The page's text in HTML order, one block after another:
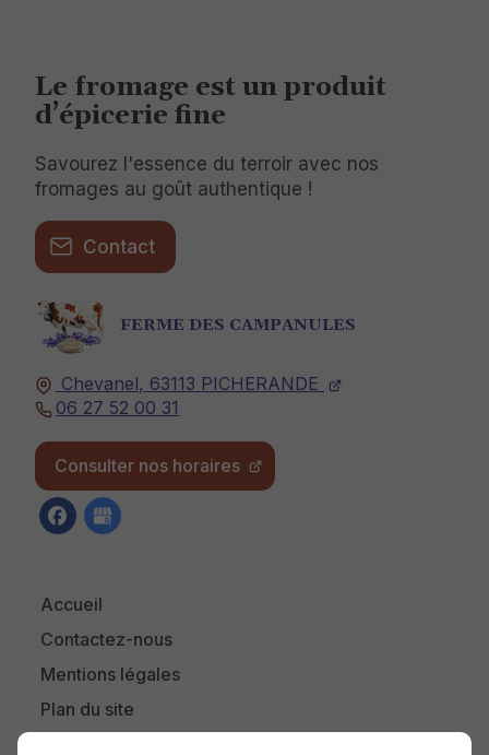
FERME DES CAMPANULES
Chevanel, 63113 PICHERANDE
06 27 52 00 31
Consulter nos horaires
Accueil
Contactez-nous
Mentions légales
Plan du site
Le fromage est un produit
d’épicerie fine
Savourez l'essence du terroir avec nos
fromages au goût authentique !
Contact